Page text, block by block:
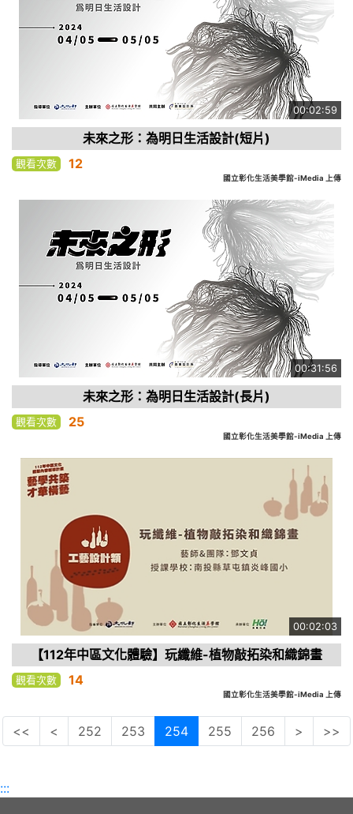
00:02:59
未來之形：為明日生活設計(短片)
觀看次數 12
國立彰化生活美學館-iMedia 上傳
00:31:56
未來之形：為明日生活設計(長片)
觀看次數 25
國立彰化生活美學館-iMedia 上傳
00:02:03
【112年中區文化體驗】玩纖維-植物敲拓染和織錦畫
觀看次數 14
國立彰化生活美學館-iMedia 上傳
<< < 252 253 254 255 256 > >>
:::